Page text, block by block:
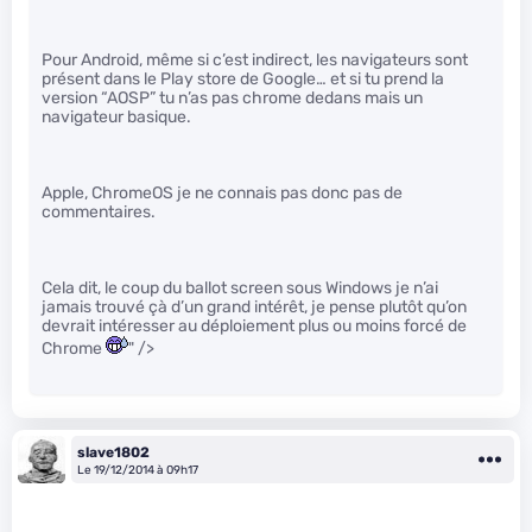
Pour Android, même si c’est indirect, les navigateurs sont
présent dans le Play store de Google… et si tu prend la
version “AOSP” tu n’as pas chrome dedans mais un
navigateur basique.
Apple, ChromeOS je ne connais pas donc pas de
commentaires.
Cela dit, le coup du ballot screen sous Windows je n’ai
jamais trouvé çà d’un grand intérêt, je pense plutôt qu’on
devrait intéresser au déploiement plus ou moins forcé de
Chrome
" />
slave1802
Le 19/12/2014 à 09h17